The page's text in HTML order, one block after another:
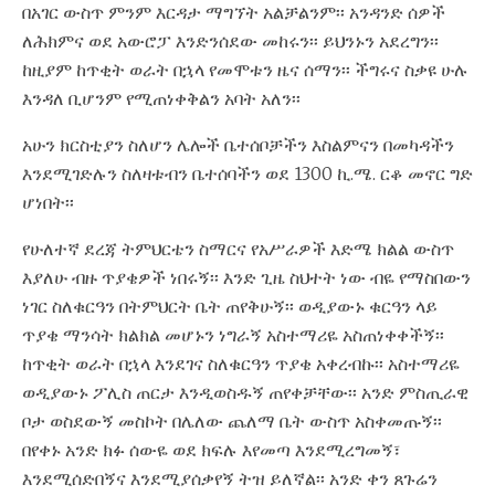
በአገር ውስጥ ምንም እርዳታ ማግኘት አልቻልንም፡፡ አንዳንድ ሰዎች
ለሕክምና ወደ አውሮፓ እንድንሰደው መከሩን፡፡ ይህንኑን አደረግን፡፡
ከዚያም ከጥቂት ወራት በኋላ የመሞቱን ዜና ሰማን፡፡ ችግሩና ስቃዩ ሁሉ
እንዳለ ቢሆንም የሚጠነቀቅልን አባት አለን፡፡
አሁን ክርስቲያን ስለሆን ሌሎች ቤተሰቦቻችን እስልምናን በመካዳችን
እንደሚገድሉን ስለዛቱብን ቤተሰባችን ወደ 1300 ኪ.ሜ. ርቆ መኖር ግድ
ሆነበት፡፡
የሁለተኛ ደረጃ ትምህርቴን ስማርና የአሥራዎች እድሜ ክልል ውስጥ
እያለሁ ብዙ ጥያቄዎች ነበሩኝ፡፡ እንድ ጊዜ ስህተት ነው ብዬ የማስበውን
ነገር ስለቁርዓን በትምህርት ቤት ጠየቅሁኝ፡፡ ወዲያውኑ ቁርዓን ላይ
ጥያቄ ማንሳት ክልክል መሆኑን ነግራኝ አስተማሪዬ አስጠነቀቀችኝ፡፡
ከጥቂት ወራት በኋላ እንደገና ስለቁርዓን ጥያቄ አቀረብኩ፡፡ አስተማሪዬ
ወዲያውኑ ፖሊስ ጠርታ እንዲወስዱኝ ጠየቀቻቸው፡፡ አንድ ምስጢራዊ
ቦታ ወስደውኝ መስኮት በሌለው ጨለማ ቤት ውስጥ አስቀመጡኝ፡፡
በየቀኑ አንድ ክፉ ሰውዬ ወደ ክፍሉ እየመጣ እንደሚረግመኝ፣
እንደሚሰድበኝና እንደሚያሰቃየኝ ትዝ ይለኛል፡፡ አንድ ቀን ጸጉሬን